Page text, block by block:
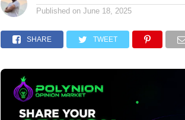
Published on June 18, 2025
SHARE TWEET